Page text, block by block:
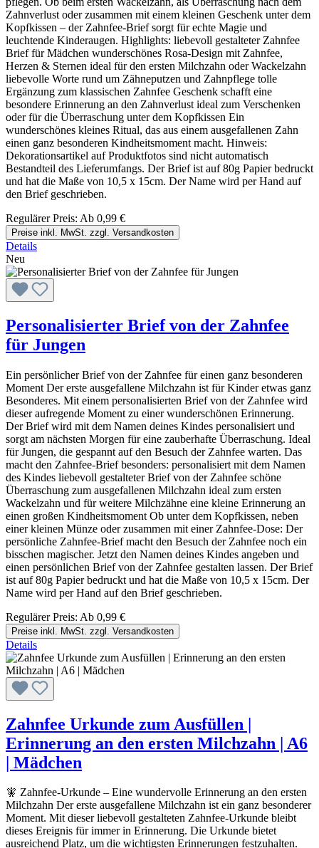
Zahnverlust oder zusammen mit einem kleinen Geschenk unter dem
Kopfkissen – der Zahnfee-Brief sorgt für echte Magie und
leuchtende Kinderaugen. Highlights: liebevoll gestalteter Zahnfee
Brief für Mädchen wunderschönes Rosa-Design mit Zahnfee,
Herzen & Sternen ideal für den ersten Milchzahn oder Wackelzahn
liebevolle Worte rund um Zähneputzen und Zahnpflege tolle
Ergänzung zum klassischen Zahnfee Geschenk schafft eine
besondere Erinnerung an den Zahnverlust ideal zum Verschenken
oder für die Überraschung unter dem Kopfkissen Ein
wunderschönes kleines Ritual, das aus einem ausgefallenen Zahn
einen ganz besonderen Kindheitsmoment macht. Hinweis:
Dekorationsartikel auf Produktfotos sind nicht automatisch
Bestandteil des Lieferumfangs. Der Brief ist auf 80g Papier bedruckt
und hat die Maße von 10,5 x 15cm. Der Name wird per Hand auf
den Brief geschrieben.
Regulärer Preis: Ab 0,99 €
Preise inkl. MwSt. zzgl. Versandkosten
Details
Neu
Personalisierter Brief von der Zahnfee
für Jungen
Ein persönlicher Brief von der Zahnfee für einen ganz besonderen
Moment Der erste ausgefallene Milchzahn ist für Kinder etwas ganz
Besonderes. Mit einem personalisierten Brief von der Zahnfee wird
dieser aufregende Moment zu einer wunderschönen Erinnerung.
Der Brief wird mit dem Namen deines Kindes personalisiert und
sorgt am nächsten Morgen für eine zauberhafte Überraschung. Ideal
für Jungen, die gespannt auf den Besuch der Zahnfee warten. Das
macht den Zahnfee-Brief besonders: personalisiert mit dem Namen
des Kindes liebevoll gestalteter Brief von der Zahnfee schöne
Überraschung zum ausgefallenen Milchzahn ideal zum ersten
Wackelzahn und für weitere Milchzähne eine kleine Erinnerung an
einen großen Kindheitsmoment Ob unter dem Kopfkissen, neben
einer kleinen Münze oder zusammen mit einer Zahnfee-Dose: Der
persönliche Zahnfee-Brief macht den Besuch der Zahnfee noch ein
bisschen magischer. Jetzt den Namen deines Kindes angeben und
einen persönlichen Brief von der Zahnfee gestalten lassen. Der Brief
ist auf 80g Papier bedruckt und hat die Maße von 10,5 x 15cm. Der
Name wird per Hand auf den Brief geschrieben.
Regulärer Preis: Ab 0,99 €
Preise inkl. MwSt. zzgl. Versandkosten
Details
Zahnfee Urkunde zum Ausfüllen |
Erinnerung an den ersten Milchzahn | A6
| Mädchen
🧚 Zahnfee-Urkunde – Eine wundervolle Erinnerung an den ersten
Milchzahn Der erste ausgefallene Milchzahn ist ein ganz besonderer
Moment. Mit dieser liebevoll gestalteten Zahnfee-Urkunde bleibt
dieses Ereignis für immer in Erinnerung. Die Urkunde bietet
ausreichend Platz, um die wichtigsten Erinnerungen festzuhalten.